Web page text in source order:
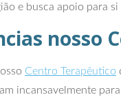
e busca apoio para
nosso
Centro Terapêutico
incansavelmente